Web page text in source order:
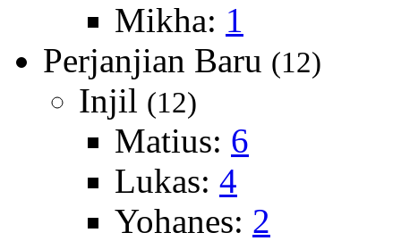
Mikha: 1
Perjanjian Baru (12)
Injil (12)
Matius: 6
Lukas: 4
Yohanes: 2